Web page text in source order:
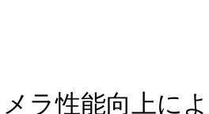
ラ性能向上に